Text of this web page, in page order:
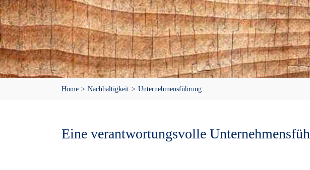
Home Nachhaltigkeit Unternehmensführung
Eine verantwortungsvolle